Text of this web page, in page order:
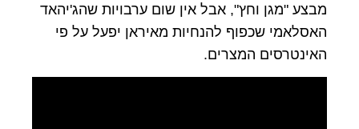
מבצע "מגן וחץ", אבל אין שום ערבויות שהג'יהאד
האסלאמי שכפוף להנחיות מאיראן יפעל על פי
האינטרסים המצרים.